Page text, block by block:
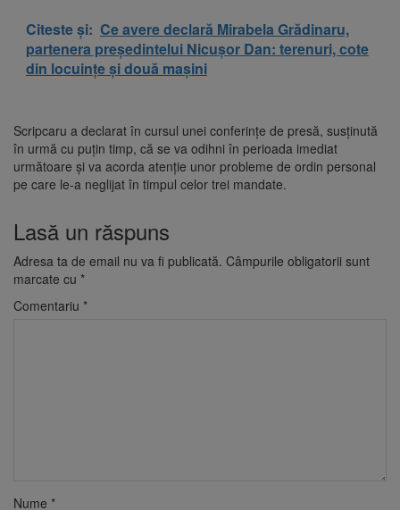
Citeste și: Ce avere declară Mirabela Grădinaru,
partenera președintelui Nicușor Dan: terenuri, cote
din locuințe și două mașini
Scripcaru a declarat în cursul unei conferințe de presă, susținută
în urmă cu puțin timp, că se va odihni în perioada imediat
următoare și va acorda atenție unor probleme de ordin personal
pe care le-a neglijat în timpul celor trei mandate.
Lasă un răspuns
Adresa ta de email nu va fi publicată. Câmpurile obligatorii sunt
marcate cu *
Comentariu *
Nume *